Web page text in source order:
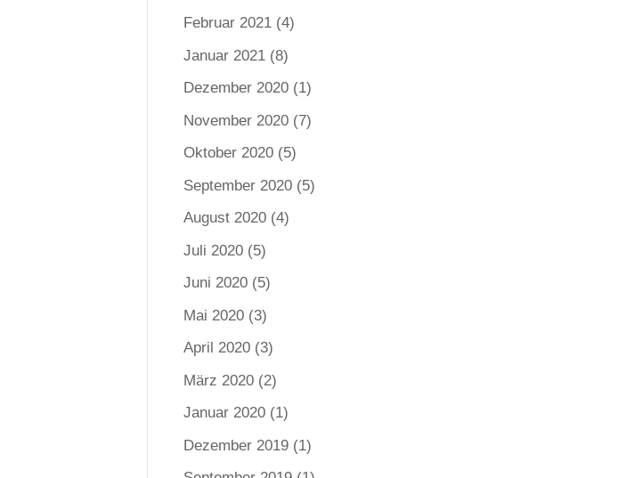
Februar 2021(4)
Januar 2021(8)
Dezember 2020(1)
November 2020(7)
Oktober 2020(5)
September 2020(5)
August 2020(4)
Juli 2020(5)
Juni 2020(5)
Mai 2020(3)
April 2020(3)
März 2020(2)
Januar 2020(1)
Dezember 2019(1)